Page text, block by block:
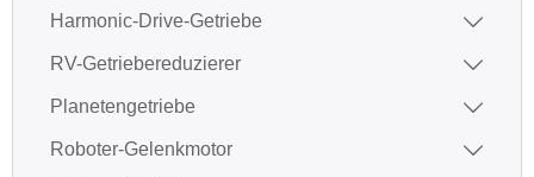
Harmonic-Drive-Getriebe 
RV-Getriebereduzierer 
Planetengetriebe 
Roboter-Gelenkmotor 